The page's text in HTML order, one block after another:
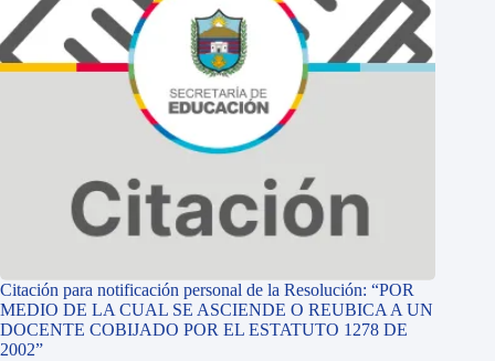
Citación para notificación personal de la Resolución: “POR
MEDIO DE LA CUAL SE ASCIENDE O REUBICA A UN
DOCENTE COBIJADO POR EL ESTATUTO 1278 DE
2002”